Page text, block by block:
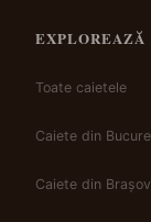
EXPLOREAZĂ
Toate caietele
Caiete din
Caiete din Brașov